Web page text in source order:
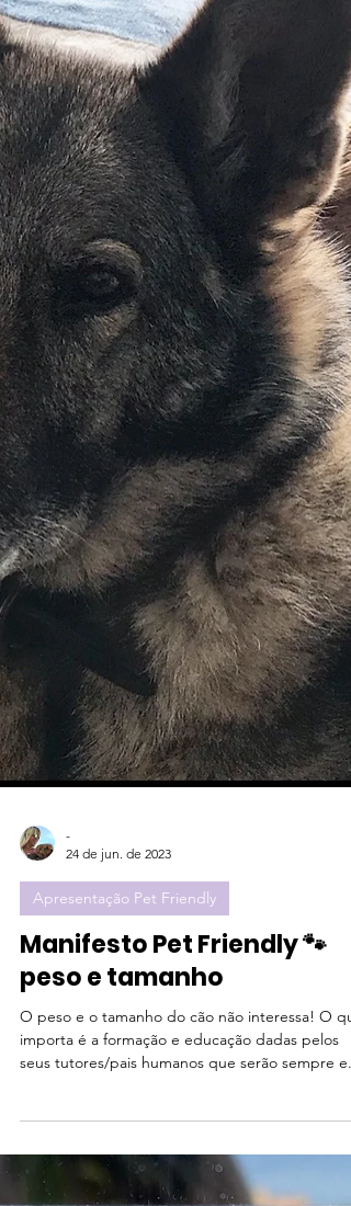
-
24 de jun. de 2023
Apresentação Pet Friendly
Manifesto Pet Friendly 🐾
importa é a formação e educação dadas pelos
seus tutores/pais humanos que serão sempre e...